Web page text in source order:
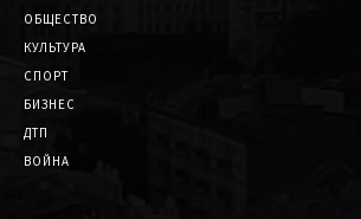
ОБЩЕСТВО
КУЛЬТУРА
СПОРТ
БИЗНЕС
ДТП
ВОЙНА